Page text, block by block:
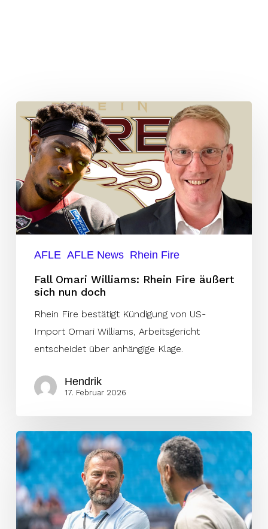
Omari
Williams:
Rhein
Fire
äußert
sich
nun
doch
AFLE AFLE News Rhein Fire
Fall Omari Williams: Rhein Fire äußert
sich nun doch
Rhein Fire bestätigt Kündigung von US-
Import Omari Williams, Arbeitsgericht
entscheidet über anhängige Klage.
Hendrik
17. Februar 2026
EX-
General
Manager
schießt
ebenfalls
gegen